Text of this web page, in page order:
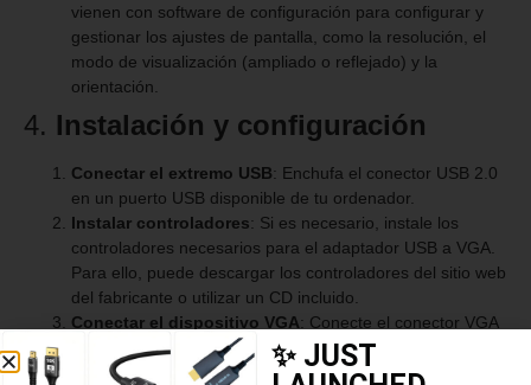
vienen con software de configuración para configurar y
gestionar los ajustes de pantalla, como la resolución, el
modo de visualización (ampliado o reflejado) y la
orientación.
4. Instalación y configuración
Conectar el extremo USB: Enchufa el conector USB 2.0
en un puerto USB disponible de tu ordenador.
Instalar controladores: Si es necesario, instale los
controladores necesarios para el adaptador USB a VGA.
Para ello, puede descargar los controladores del sitio web
del fabricante o utilizar un CD incluido.
Conectar el dispositivo VGA: Conecte el conector VGA
al monitor o proyector.
Configurar los ajustes de pantalla: Utiliza el software
✨ JUST